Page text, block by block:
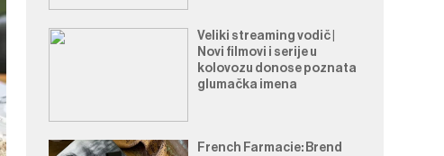
Veliki streaming vodič |
Novi filmovi i serije u
kolovozu donose poznata
glumačka imena
French Farmacie: Brend